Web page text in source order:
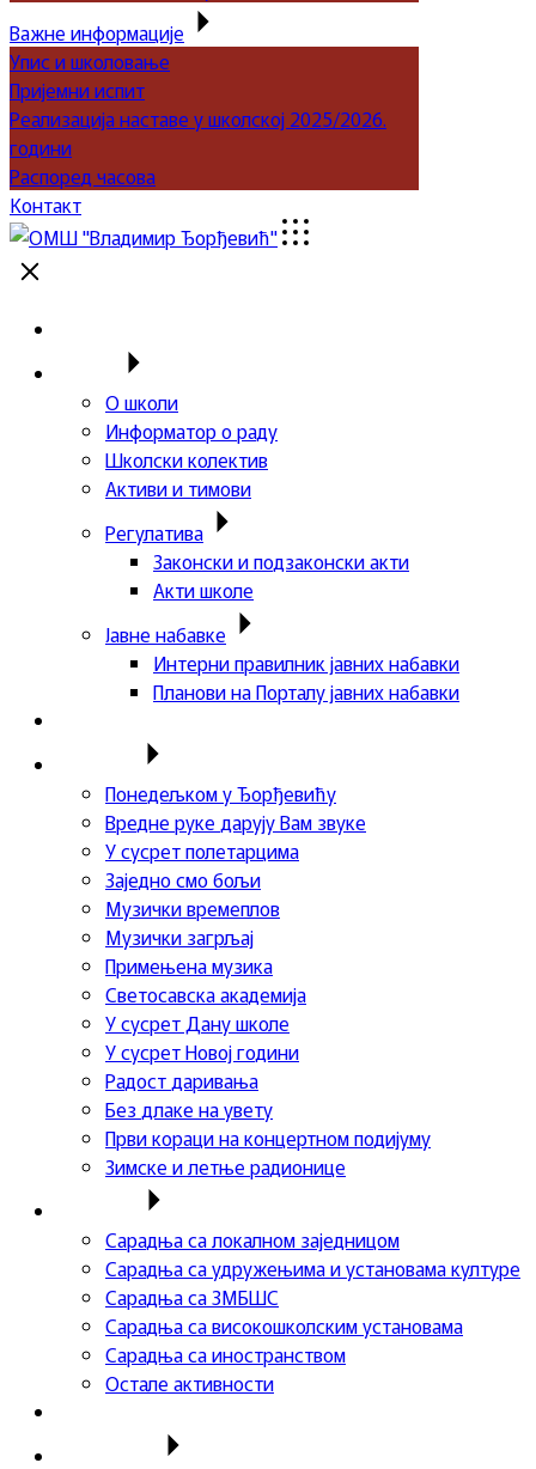
Важне информације
Упис и школовање
Пријемни испит
Реализација наставе у школској 2025/2026.
години
Распоред часова
Контакт
О школи
Информатор о раду
Школски колектив
Активи и тимови
Регулатива
Законски и подзаконски акти
Акти школе
Јавне набавке
Интерни правилник јавних набавки
Планови на Порталу јавних набавки
Понедељком у Ђорђевићу
Вредне руке дарују Вам звуке
У сусрет полетарцима
Заједно смо бољи
Музички времеплов
Музички загрљај
Примењена музика
Светосавска академија
У сусрет Дану школе
У сусрет Новој години
Радост даривања
Без длаке на увету
Први кораци на концертном подијуму
Зимске и летње радионице
Сарадња са локалном заједницом
Сарадња са удружењима и установама културе
Сарадња са ЗМБШС
Сарадња са високошколским установама
Сарадња са иностранством
Остале активности